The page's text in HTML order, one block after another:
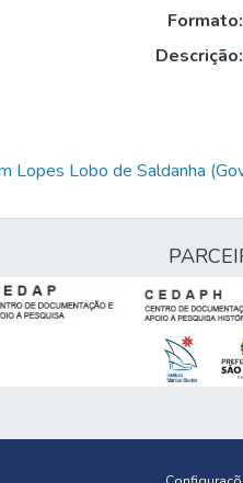
Formato:
Descrição:
Lopes Lobo de Saldanha